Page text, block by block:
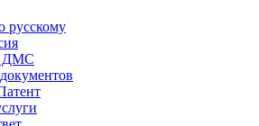
русскому
ДМС